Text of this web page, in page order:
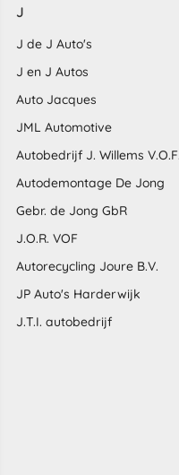
J
J de J Auto's
J en J Autos
Auto Jacques
JML Automotive
Autobedrijf J. Willems V.O.F.
Autodemontage De Jong
Gebr. de Jong GbR
J.O.R. VOF
Autorecycling Joure B.V.
JP Auto's Harderwijk
J.T.I. autobedrijf